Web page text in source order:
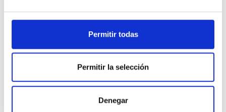
Permitir todas
Permitir la selección
Denegar